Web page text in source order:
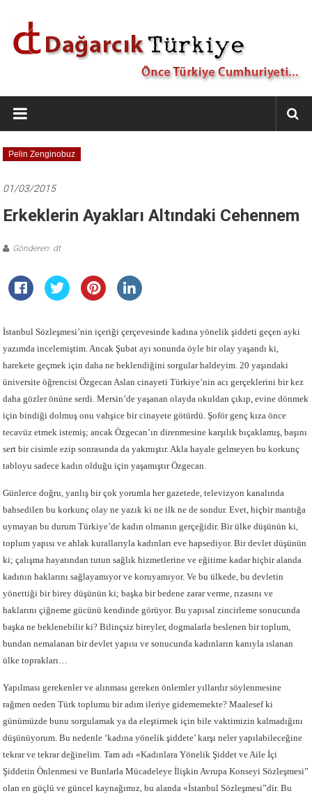
Dağarcık
Türkiye
Önce
Türkiye
Pelin Zenginobuz
01/03/2015
Erkeklerin Ayakları Altındaki Cehennem
Gönderen: dt
İstanbul Sözleşmesi’nin içeriği çerçevesinde kadına yönelik şiddeti geçen ayki
yazımda incelemiştim. Ancak Şubat ayı sonunda öyle bir olay yaşandı ki,
harekete geçmek için daha ne beklendiğini sorgular haldeyim. 20 yaşındaki
üniversite öğrencisi Özgecan Aslan cinayeti Türkiye’nin acı gerçeklerini bir kez
daha gözler önüne serdi. Mersin’de yaşanan olayda okuldan çıkıp, evine dönmek
için bindiği dolmuş onu vahşice bir cinayete götürdü. Şoför genç kıza önce
tecavüz etmek istemiş; ancak Özgecan’ın direnmesine karşılık bıçaklamış, başını
sert bir cisimle ezip sonrasında da yakmıştır. Akla hayale gelmeyen bu korkunç
tabloyu sadece kadın olduğu için yaşamıştır Özgecan.
Günlerce doğru, yanlış bir çok yorumla her gazetede, televizyon kanalında
bahsedilen bu korkunç olay ne yazık ki ne ilk ne de sondur. Evet, hiçbir mantığa
uymayan bu durum Türkiye’de kadın olmanın gerçeğidir. Bir ülke düşünün ki,
toplum yapısı ve ahlak kurallarıyla kadınları eve hapsediyor. Bir devlet düşünün
ki; çalışma hayatından tutun sağlık hizmetlerine ve eğitime kadar hiçbir alanda
kadının haklarını sağlayamıyor ve koruyamıyor. Ve bu ülkede, bu devletin
yönettiği bir birey düşünün ki; başka bir bedene zarar verme, rızasını ve
haklarını çiğneme gücünü kendinde görüyor. Bu yapısal zincirleme sonucunda
başka ne beklenebilir ki? Bilinçsiz bireyler, dogmalarla beslenen bir toplum,
bundan nemalanan bir devlet yapısı ve sonucunda kadınların kanıyla ıslanan
ülke toprakları…
Yapılması gerekenler ve alınması gereken önlemler yıllardır söylenmesine
rağmen neden Türk toplumu bir adım ileriye gidememekte? Maalesef ki
günümüzde bunu sorgulamak ya da eleştirmek için bile vaktimizin kalmadığını
düşünüyorum. Bu nedenle ‘kadına yönelik şiddete’ karşı neler yapılabileceğine
tekrar ve tekrar değinelim. Tam adı «Kadınlara Yönelik Şiddet ve Aile İçi
Şiddetin Önlenmesi ve Bunlarla Mücadeleye İlişkin Avrupa Konseyi Sözleşmesi”
olan en güçlü ve güncel kaynağımız, bu alanda «İstanbul Sözleşmesi”dir. Bu